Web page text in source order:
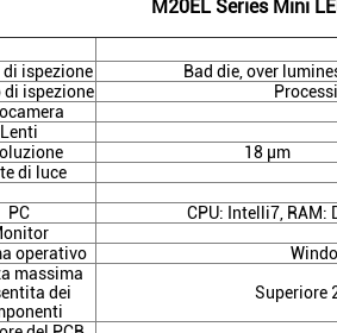
M20EL Series Mini
ispezione
Bad die, over
di ispezione
Lenti
18 μm
di luce
PC
CPU: Intelli7, RAM:
operativo
massima
dei
Superiore